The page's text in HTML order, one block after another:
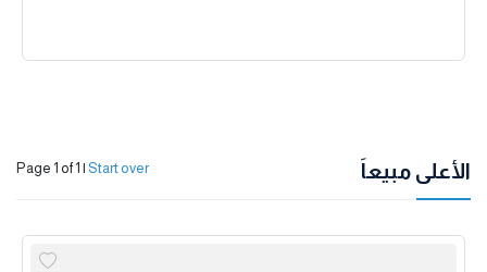
الأعلى مبيعاً Page 1 of 1 | Start over